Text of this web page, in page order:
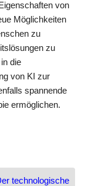
von
Möglichkeiten
zu
zu
die
von KI zur
spannende
ermöglichen.
technologische